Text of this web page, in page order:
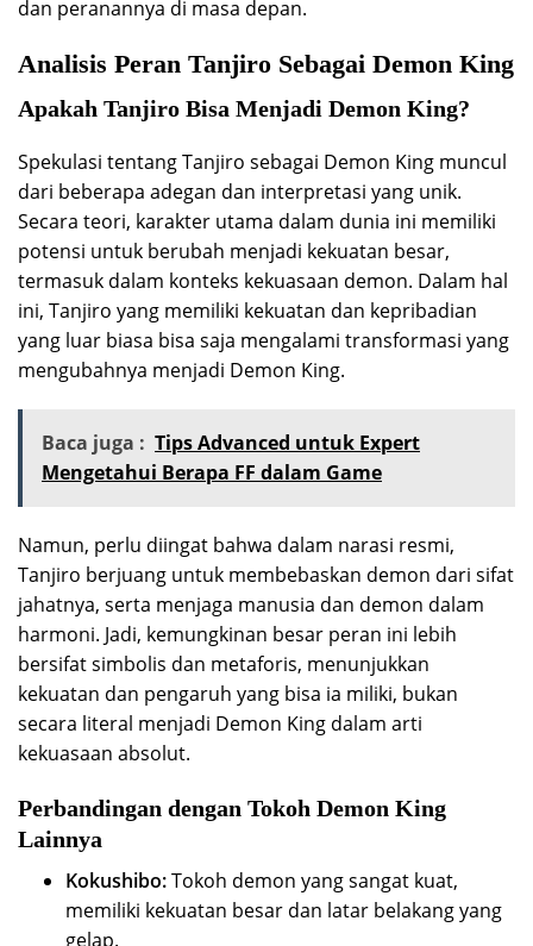
dan peranannya di masa depan.
Analisis Peran Tanjiro Sebagai Demon King
Apakah Tanjiro Bisa Menjadi Demon King?
Spekulasi tentang Tanjiro sebagai Demon King muncul
dari beberapa adegan dan interpretasi yang unik.
Secara teori, karakter utama dalam dunia ini memiliki
potensi untuk berubah menjadi kekuatan besar,
termasuk dalam konteks kekuasaan demon. Dalam hal
ini, Tanjiro yang memiliki kekuatan dan kepribadian
yang luar biasa bisa saja mengalami transformasi yang
mengubahnya menjadi Demon King.
Baca juga : Tips Advanced untuk Expert
Mengetahui Berapa FF dalam Game
Namun, perlu diingat bahwa dalam narasi resmi,
Tanjiro berjuang untuk membebaskan demon dari sifat
jahatnya, serta menjaga manusia dan demon dalam
harmoni. Jadi, kemungkinan besar peran ini lebih
bersifat simbolis dan metaforis, menunjukkan
kekuatan dan pengaruh yang bisa ia miliki, bukan
secara literal menjadi Demon King dalam arti
kekuasaan absolut.
Perbandingan dengan Tokoh Demon King
Lainnya
Kokushibo:Tokoh demon yang sangat kuat,
memiliki kekuatan besar dan latar belakang yang
gelap.